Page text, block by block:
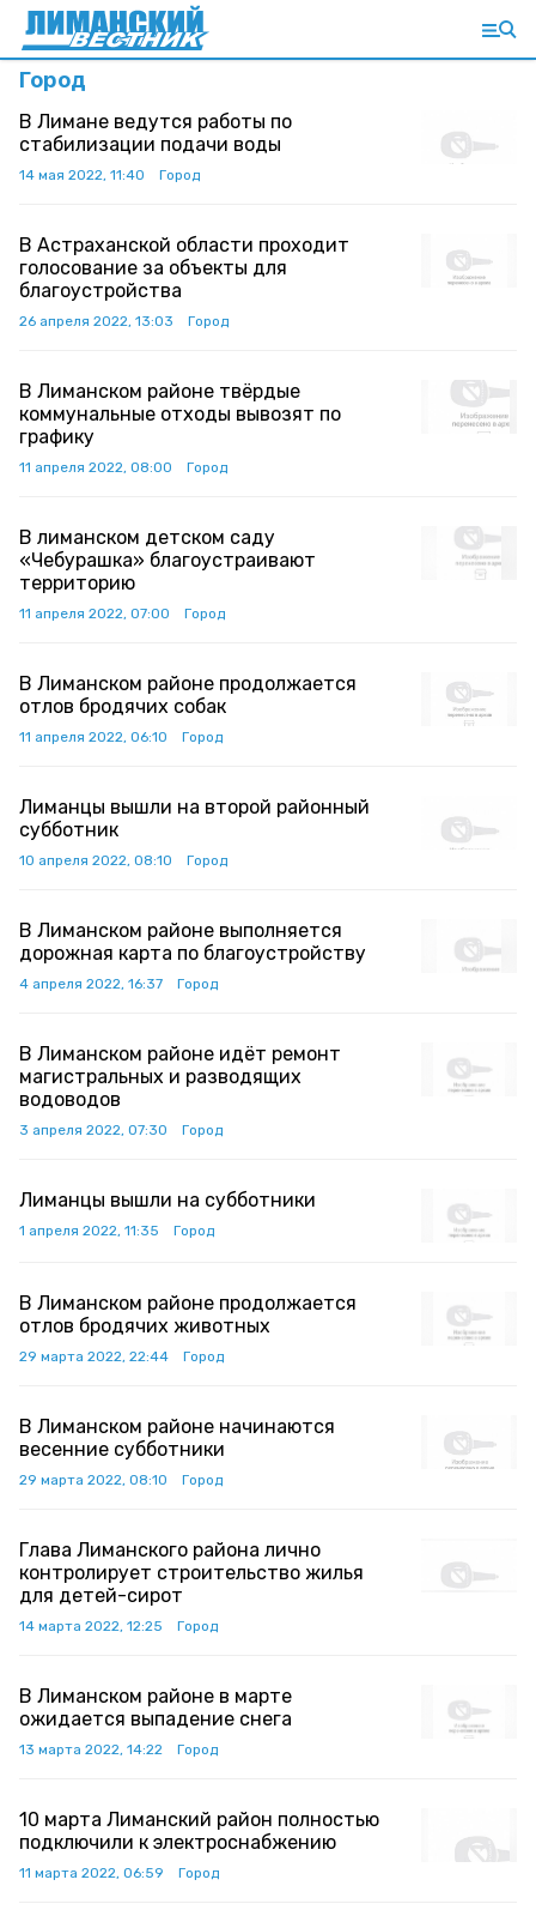
Город
В Лимане ведутся работы по
стабилизации подачи воды
14 мая 2022, 11:40 Город
В Астраханской области проходит
голосование за объекты для
благоустройства
26 апреля 2022, 13:03 Город
В Лиманском районе твёрдые
коммунальные отходы вывозят по
графику
11 апреля 2022, 08:00 Город
В лиманском детском саду
«Чебурашка» благоустраивают
территорию
11 апреля 2022, 07:00 Город
В Лиманском районе продолжается
отлов бродячих собак
11 апреля 2022, 06:10 Город
Лиманцы вышли на второй районный
субботник
10 апреля 2022, 08:10 Город
В Лиманском районе выполняется
дорожная карта по благоустройству
4 апреля 2022, 16:37 Город
В Лиманском районе идёт ремонт
магистральных и разводящих
водоводов
3 апреля 2022, 07:30 Город
Лиманцы вышли на субботники
1 апреля 2022, 11:35 Город
В Лиманском районе продолжается
отлов бродячих животных
29 марта 2022, 22:44 Город
В Лиманском районе начинаются
весенние субботники
29 марта 2022, 08:10 Город
Глава Лиманского района лично
контролирует строительство жилья
для детей-сирот
14 марта 2022, 12:25 Город
В Лиманском районе в марте
ожидается выпадение снега
13 марта 2022, 14:22 Город
10 марта Лиманский район полностью
подключили к электроснабжению
11 марта 2022, 06:59 Город